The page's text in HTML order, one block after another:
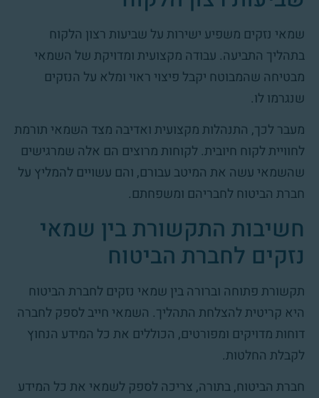
שמאי נזקים משפיע ישירות על שביעות רצון הלקוח
בתהליך התביעה. עבודה מקצועית ומדויקת של השמאי
מבטיחה שהמבוטח יקבל פיצוי ראוי ומלא על הנזקים
שנגרמו לו.
מעבר לכך, התנהלות מקצועית ואדיבה מצד השמאי תורמת
לחוויית לקוח חיובית. לקוחות מרוצים הם אלה שמרגישים
שהשמאי עשה את המיטב עבורם, והם עשויים להמליץ על
חברת הביטוח לחבריהם ומשפחתם.
חשיבות התקשורת בין שמאי
נזקים לחברת הביטוח
תקשורת פתוחה וברורה בין שמאי נזקים לחברת הביטוח
היא קריטית להצלחת התהליך. השמאי חייב לספק לחברה
דוחות מדויקים ומפורטים, הכוללים את כל המידע הנחוץ
לקבלת החלטות.
חברת הביטוח, בתורה, צריכה לספק לשמאי את כל המידע